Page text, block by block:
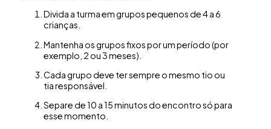
Divida a turma em grupos pequenos de 4 a 6
crianças.
Mantenha os grupos fixos por um período (por
exemplo, 2 ou 3 meses).
Cada grupo deve ter sempre o mesmo tio ou
tia responsável.
Separe de 10 a 15 minutos do encontro só para
esse momento.